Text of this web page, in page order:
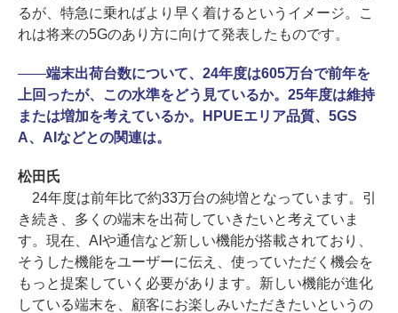
るが、特急に乗ればより早く着けるというイメージ。こ
れは将来の5Gのあり方に向けて発表したものです。
――端末出荷台数について、24年度は605万台で前年を
上回ったが、この水準をどう見ているか。25年度は維持
または増加を考えているか。HPUEエリア品質、5GS
A、AIなどとの関連は。
松田氏
24年度は前年比で約33万台の純増となっています。引
き続き、多くの端末を出荷していきたいと考えていま
す。現在、AIや通信など新しい機能が搭載されており、
そうした機能をユーザーに伝え、使っていただく機会を
もっと提案していく必要があります。新しい機能が進化
している端末を、顧客にお楽しみいただきたいというの